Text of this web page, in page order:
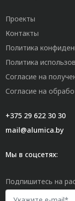
Проекты
Контакты
Политика
Политика
Согласие на
Согласие на
+375 29 622 30 30
mail@alumica.by
Мы в соцсетях:
Подпишитесь на